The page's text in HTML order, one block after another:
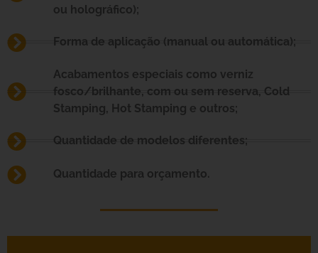
ou holográfico);
Forma de aplicação (manual ou automática);
Acabamentos especiais como verniz
fosco/brilhante, com ou sem reserva, Cold
Stamping, Hot Stamping e outros;
Quantidade de modelos diferentes;
Quantidade para orçamento.